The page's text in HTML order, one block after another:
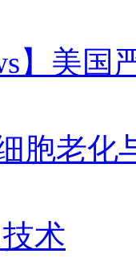
】美国
胞老化
术